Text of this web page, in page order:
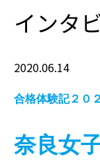
インタ
2020.06.14
合格体験記２０
奈良女